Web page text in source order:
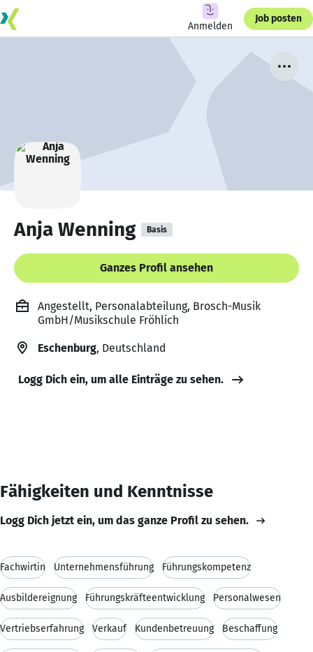
Anmelden
Job posten
Anja Wenning Basis
Ganzes Profil ansehen
Angestellt, Personalabteilung, Brosch-Musik
GmbH/Musikschule Fröhlich
Eschenburg, Deutschland
Logg Dich ein, um alle Einträge zu sehen.
Fähigkeiten und Kenntnisse
Logg Dich jetzt ein, um das ganze Profil zu sehen.
Fachwirtin Unternehmensführung Führungskompetenz
Ausbildereignung Führungskräfteentwicklung Personalwesen
Vertriebserfahrung Verkauf Kundenbetreuung Beschaffung